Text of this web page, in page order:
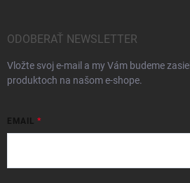
ODOBERAŤ NEWSLETTER
Vložte svoj e-mail a my Vám budeme
produktoch na našom e-shope.
EMAIL